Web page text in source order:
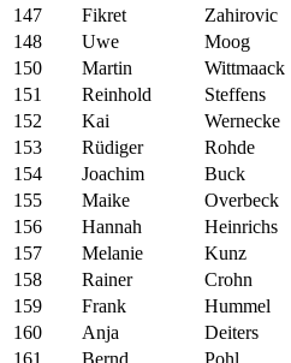
147
Fikret Zahirovic
148
Uwe Moog
150
Martin Wittmaack
151
Reinhold Steffens
152
Kai Wernecke
153
Rüdiger Rohde
154
Joachim Buck
155
Maike Overbeck
156
Hannah Heinrichs
157
Melanie Kunz
158
Rainer Crohn
159
Frank Hummel
160
Anja Deiters
161
Bernd Pohl